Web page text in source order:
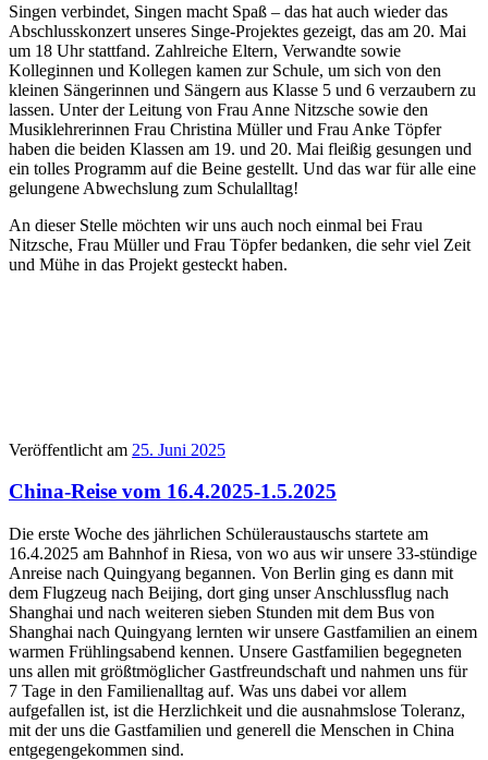
Singen verbindet, Singen macht Spaß – das hat auch wieder das
Abschlusskonzert unseres Singe-Projektes gezeigt, das am 20. Mai
um 18 Uhr stattfand. Zahlreiche Eltern, Verwandte sowie
Kolleginnen und Kollegen kamen zur Schule, um sich von den
kleinen Sängerinnen und Sängern aus Klasse 5 und 6 verzaubern zu
lassen. Unter der Leitung von Frau Anne Nitzsche sowie den
Musiklehrerinnen Frau Christina Müller und Frau Anke Töpfer
haben die beiden Klassen am 19. und 20. Mai fleißig gesungen und
ein tolles Programm auf die Beine gestellt. Und das war für alle eine
gelungene Abwechslung zum Schulalltag!
An dieser Stelle möchten wir uns auch noch einmal bei Frau
Nitzsche, Frau Müller und Frau Töpfer bedanken, die sehr viel Zeit
und Mühe in das Projekt gesteckt haben.
Veröffentlicht am 25. Juni 2025
China-Reise vom 16.4.2025-1.5.2025
Die erste Woche des jährlichen Schüleraustauschs startete am
16.4.2025 am Bahnhof in Riesa, von wo aus wir unsere 33-stündige
Anreise nach Quingyang begannen. Von Berlin ging es dann mit
dem Flugzeug nach Beijing, dort ging unser Anschlussflug nach
Shanghai und nach weiteren sieben Stunden mit dem Bus von
Shanghai nach Quingyang lernten wir unsere Gastfamilien an einem
warmen Frühlingsabend kennen. Unsere Gastfamilien begegneten
uns allen mit größtmöglicher Gastfreundschaft und nahmen uns für
7 Tage in den Familienalltag auf. Was uns dabei vor allem
aufgefallen ist, ist die Herzlichkeit und die ausnahmslose Toleranz,
mit der uns die Gastfamilien und generell die Menschen in China
entgegengekommen sind.